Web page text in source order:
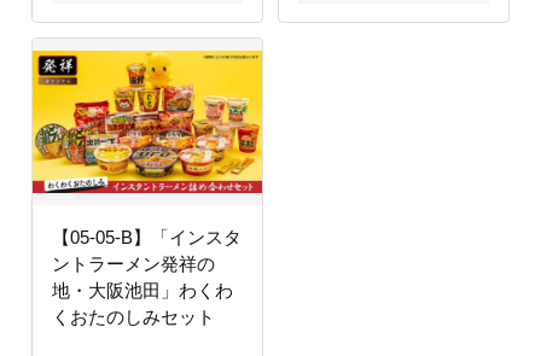
【05-05-B】「インスタ
ントラーメン発祥の
地・大阪池田」わくわ
くおたのしみセット